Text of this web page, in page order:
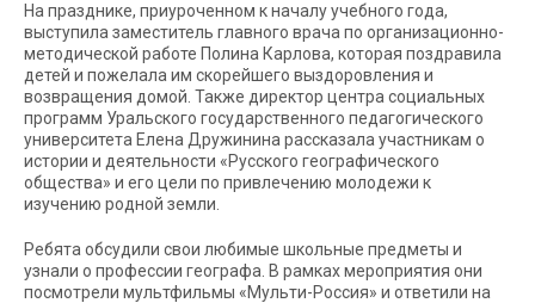
На празднике, приуроченном к началу учебного года,
выступила заместитель главного врача по организационно-
методической работе Полина Карлова, которая поздравила
детей и пожелала им скорейшего выздоровления и
возвращения домой. Также директор центра социальных
программ Уральского государственного педагогического
университета Елена Дружинина рассказала участникам о
истории и деятельности «Русского географического
общества» и его цели по привлечению молодежи к
изучению родной земли.
Ребята обсудили свои любимые школьные предметы и
узнали о профессии географа. В рамках мероприятия они
посмотрели мультфильмы «Мульти-Россия» и ответили на